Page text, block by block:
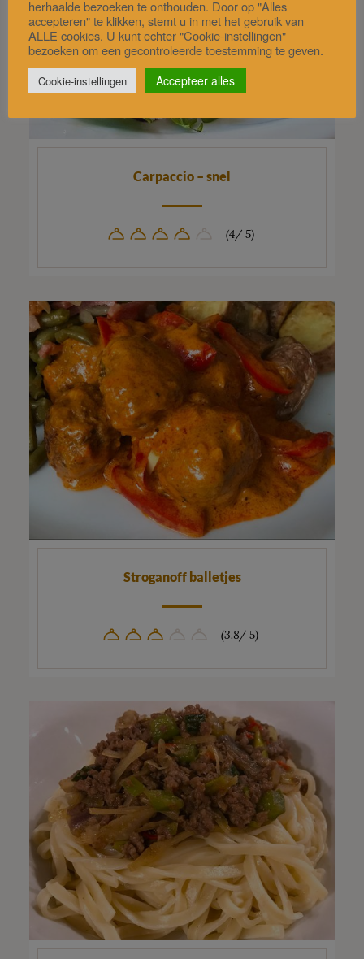
Carpaccio – snel
(4/ 5)
Stroganoff balletjes
(3.8/ 5)
herhaalde bezoeken te onthouden. Door op "Alles
accepteren" te klikken, stemt u in met het gebruik van
ALLE cookies. U kunt echter "Cookie-instellingen"
bezoeken om een gecontroleerde toestemming te geven.
Cookie-instellingen Accepteer alles